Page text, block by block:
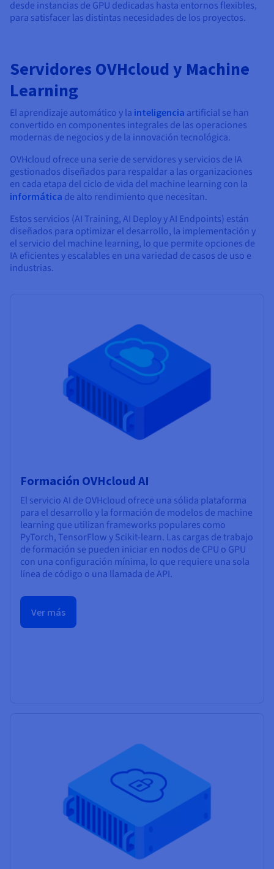
desde instancias de GPU dedicadas hasta entornos flexibles,
para satisfacer las distintas necesidades de los proyectos.
Servidores OVHcloud y Machine
Learning
El aprendizaje automático y la inteligencia artificial se han
convertido en componentes integrales de las operaciones
modernas de negocios y de la innovación tecnológica.
OVHcloud ofrece una serie de servidores y servicios de IA
gestionados diseñados para respaldar a las organizaciones
en cada etapa del ciclo de vida del machine learning con la
informática de alto rendimiento que necesitan.
Estos servicios (AI Training, AI Deploy y AI Endpoints) están
diseñados para optimizar el desarrollo, la implementación y
el servicio del machine learning, lo que permite opciones de
IA eficientes y escalables en una variedad de casos de uso e
industrias.
Formación OVHcloud AI
El servicio AI de OVHcloud ofrece una sólida plataforma
para el desarrollo y la formación de modelos de machine
learning que utilizan frameworks populares como
PyTorch, TensorFlow y Scikit-learn. Las cargas de trabajo
de formación se pueden iniciar en nodos de CPU o GPU
con una configuración mínima, lo que requiere una sola
línea de código o una llamada de API.
Ver más